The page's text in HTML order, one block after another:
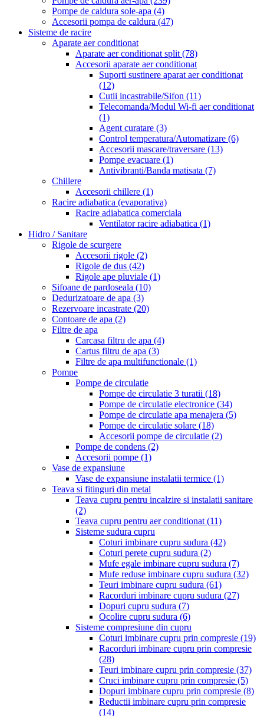
Pompe de caldura sole-apa (4)
Accesorii pompa de caldura (47)
Sisteme de racire
Aparate aer conditionat
Aparate aer conditionat split (78)
Accesorii aparate aer conditionat
Suporti sustinere aparat aer conditionat
(12)
Cutii incastrabile/Sifon (11)
Telecomanda/Modul Wi-fi aer conditionat
(1)
Agent curatare (3)
Control temperatura/Automatizare (6)
Accesorii mascare/traversare (13)
Pompe evacuare (1)
Antivibranti/Banda matisata (7)
Chillere
Accesorii chillere (1)
Racire adiabatica (evaporativa)
Racire adiabatica comerciala
Ventilator racire adiabatica (1)
Hidro / Sanitare
Rigole de scurgere
Accesorii rigole (2)
Rigole de dus (42)
Rigole ape pluviale (1)
Sifoane de pardoseala (10)
Dedurizatoare de apa (3)
Rezervoare incastrate (20)
Contoare de apa (2)
Filtre de apa
Carcasa filtru de apa (4)
Cartus filtru de apa (3)
Filtre de apa multifunctionale (1)
Pompe
Pompe de circulatie
Pompe de circulatie 3 turatii (18)
Pompe de circulatie electronice (34)
Pompe de circulatie apa menajera (5)
Pompe de circulatie solare (18)
Accesorii pompe de circulatie (2)
Pompe de condens (2)
Accesorii pompe (1)
Vase de expansiune
Vase de expansiune instalatii termice (1)
Teava si fitinguri din metal
Teava cupru pentru incalzire si instalatii sanitare
(2)
Teava cupru pentru aer conditionat (11)
Sisteme sudura cupru
Coturi imbinare cupru sudura (42)
Coturi perete cupru sudura (2)
Mufe egale imbinare cupru sudura (7)
Mufe reduse imbinare cupru sudura (32)
Teuri imbinare cupru sudura (61)
Racorduri imbinare cupru sudura (27)
Dopuri cupru sudura (7)
Ocolire cupru sudura (6)
Sisteme compresiune din cupru
Coturi imbinare cupru prin compresie (19)
Racorduri imbinare cupru prin compresie
(28)
Teuri imbinare cupru prin compresie (37)
Cruci imbinare cupru prin compresie (5)
Dopuri imbinare cupru prin compresie (8)
Reductii imbinare cupru prin compresie
(14)